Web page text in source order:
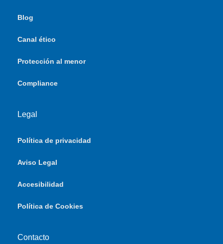
Blog
Canal ético
Protección al menor
Compliance
Legal
Política de privacidad
Aviso Legal
Accesibilidad
Política de Cookies
Contacto